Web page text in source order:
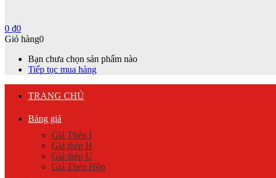
0 ₫0
Giỏ hàng0
Bạn chưa chọn sản phẩm nào
Tiếp tục mua hàng
TRANG CHỦ
Bảng giá
Giá Thép I
Giá thép H
Giá thép U
Giá Thép Hộp